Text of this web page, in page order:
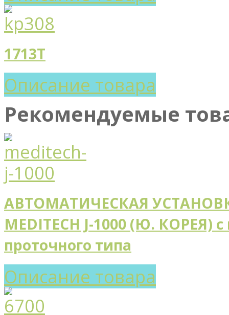
1713T
Описание товара
Рекомендуемые
АВТОМАТИЧЕСКАЯ
MEDITECH J-1000 (Ю.
проточного типа
Описание товара